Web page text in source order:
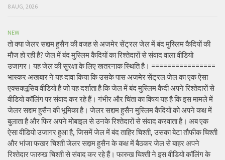
8 AUG, 2026
NEW
तो क्या जेलर सद्दाम हुसैन की वजह से अजमेर सेंट्रल जेल में बंद मुस्लिम कैदियों की
मौज हो रही है? जेल में बंद मुस्लिम कैदियों का रिश्तेदारों से संवाद वाला वीडियो
उजागर। यह जेल की सुरक्षा के लिए खतरनाक स्थिति है। ================
भास्कर अखबार ने यह दावा किया कि उसके पास अजमेर सेंट्रल जेल का एक ऐसा
एक्सक्लूसिव वीडियो है जो यह दर्शाता है कि जेल में बंद मुस्लिम कैदी अपने रिश्तेदारों से
वीडियो कॉलिंग पर संवाद कर रहे हैं। गंभीर और चिंता का विषय यह है कि इस मामले में
जेलर सद्दाम हुसैन की भूमिका है। जेलर सद्दाम हुसैन मुस्लिम कैदियों को अपने कक्ष में
बुलाता है और फिर अपने मोबाइल से उनके रिश्तेदारों से संवाद करवाता है। अब एक
ऐसा वीडियो उजागर हुआ है, जिसमें जेल में बंद ताहिर चिश्ती, उसका बेटा तौफीक चिश्ती
और भांजा फखर चिश्ती जेलर सद्दाम हुसैन के कक्ष में बैठकर जेल से बाहर अपने
रिश्तेदार फारुख चिश्ती से संवाद कर रहे हैं। फारुख चिश्ती ने इस वीडियो कॉलिंग के